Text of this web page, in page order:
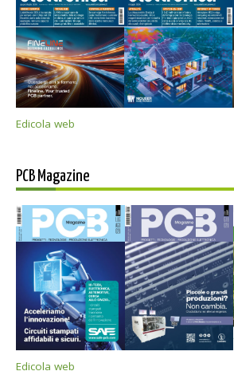
Edicola web
PCB Magazine
Edicola web